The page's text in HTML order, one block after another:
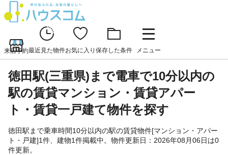
来店予約最近見た物件お気に入り 保存した条件 メニュー
徳田駅(三重県)まで電車で10分以内の
駅の賃貸マンション・賃貸アパー
ト・賃貸一戸建て物件を探す
徳田駅まで乗車時間10分以内の駅の賃貸物件[マンション・アパー
ト・戸建]1件、建物1件掲載中。物件更新日：2026年08月06日は0
件更新。